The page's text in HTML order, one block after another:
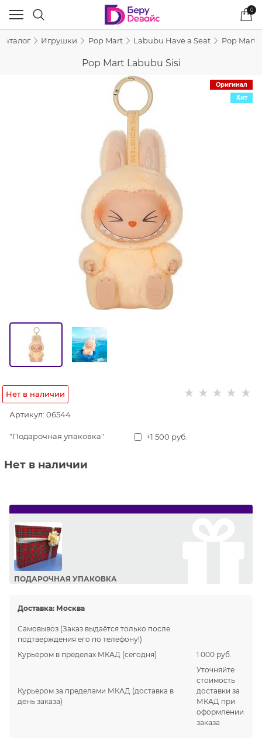
0
Игрушки Pop Mart Labubu Have a Seat Pop Mart
Pop Mart Labubu Sisi
Оригинал
Хит
Нет в наличии
Артикул: 06544
"Подарочная упаковка" +1 500 руб.
Нет в наличии
ПОДАРОЧНАЯ УПАКОВКА
Доставка: Москва
Самовывоз (Заказ выдаётся только после
подтверждения его по телефону!)
Курьером в пределах МКАД (сегодня) 1 000 руб.
Курьером за пределами МКАД (доставка в
день заказа)
Уточняйте
стоимость
доставки за
МКАД при
оформлении
заказа